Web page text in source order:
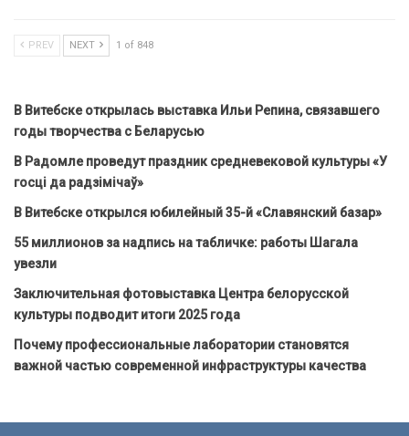
PREV NEXT 1 of 848
В Витебске открылась выставка Ильи Репина, связавшего
годы творчества с Беларусью
В Радомле проведут праздник средневековой культуры «У
госці да радзімічаў»
В Витебске открылся юбилейный 35-й «Славянский базар»
55 миллионов за надпись на табличке: работы Шагала
увезли
Заключительная фотовыставка Центра белорусской
культуры подводит итоги 2025 года
Почему профессиональные лаборатории становятся
важной частью современной инфраструктуры качества